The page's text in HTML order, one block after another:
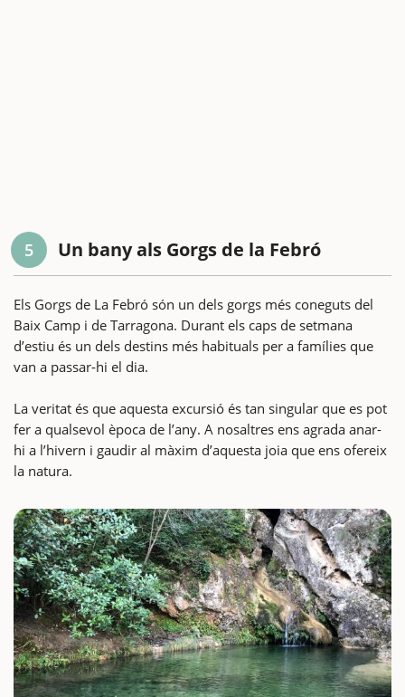
5 Un bany als Gorgs de la Febró
Els Gorgs de La Febró són un dels gorgs més coneguts del
Baix Camp i de Tarragona. Durant els caps de setmana
d’estiu és un dels destins més habituals per a famílies que
van a passar-hi el dia.
La veritat és que aquesta excursió és tan singular que es pot
fer a qualsevol època de l’any. A nosaltres ens agrada anar-
hi a l’hivern i gaudir al màxim d’aquesta joia que ens ofereix
la natura.